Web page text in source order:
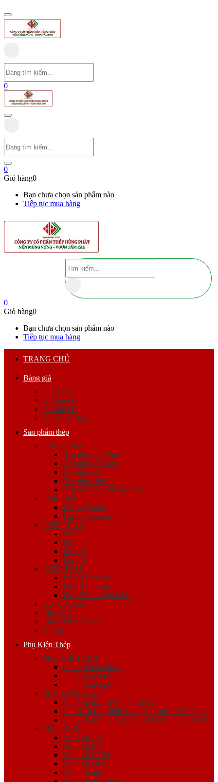
0
0
Giỏ hàng0
Bạn chưa chọn sản phẩm nào
Tiếp tục mua hàng
0
Giỏ hàng0
Bạn chưa chọn sản phẩm nào
Tiếp tục mua hàng
TRANG CHỦ
Bảng giá
Giá Thép I
Giá thép H
Giá thép U
Giá Thép Hộp
Sản phẩm thép
THÉP ỐNG
Ống thép mạ kẽm
Ống thép hàn đen
Ống thép đúc
Ống thép siêu âm
Ống lốc theo đơn đặt hàng
THÉP HỘP
Thép hộp đen
Thép hộp mạ kẽm
THÉP HÌNH
Thép U
Thép I
Thép V
Thép H
THÉP TẤM
Thép Tấm Trơn
Thép Tấm Gân
Thép Tấm Nhập Khẩu
Cọc Cừ Thép
Thép Đặc
Thép Ray Cầu Trục
Xà Gồ
Phụ Kiện Thép
PHỤ KIỆN REN
Phụ kiện ren Mech
Phụ kiện ren K1
Phụ kiện ren giá rẻ
PHỤ KIỆN HÀN
Phụ kiện hàn FKK – Nhật Bản
Phụ Kiện Hàn Jinil bend (Dybend) – Hàn Quốc
Phụ kiện hàn SCH20 SCH40 SCH80 SCH160
MẶT BÍCH
Mặt bích JIS
Mặt bích BS
Mặt bích ANSI
Mặt bích DIN
Mặt bích mù